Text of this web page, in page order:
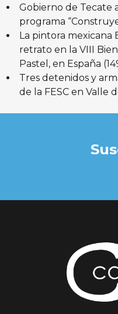
Gobierno de Tecate
programa
La pintora mexicana
retrato en la VIII
Pastel, en España
Tres detenidos y
de la FESC en Valle